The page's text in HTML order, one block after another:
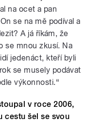
na ocet a pan
se na mě podíval a
A já říkám, že
se mnou zkusí. Na
jedenáct, kteří byli
se musely podávat
výkonnosti.“
v roce 2006,
cestu šel se svou